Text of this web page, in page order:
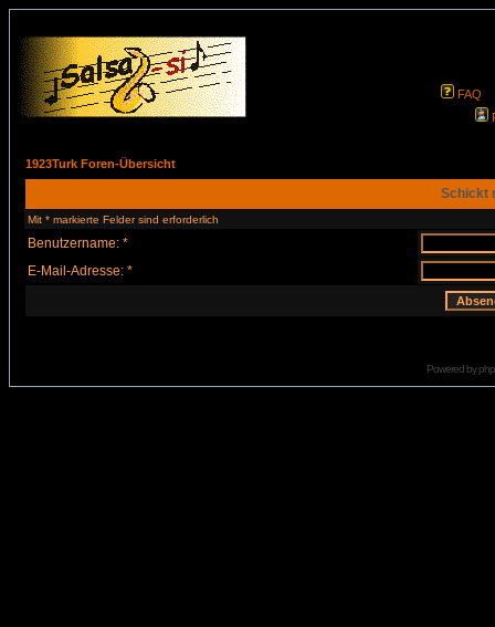
FAQ
1923Turk Foren-Übersicht
Schickt
Mit * markierte Felder sind erforderlich
Benutzername: *
E-Mail-Adresse: *
Powered by